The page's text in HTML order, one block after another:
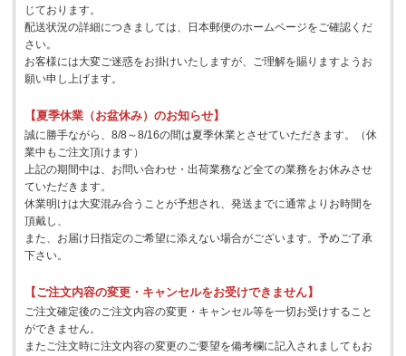
じております。
配送状況の詳細につきましては、日本郵便のホームページをご確認くだ
さい。
お客様には大変ご迷惑をお掛けいたしますが、ご理解を賜りますようお
願い申し上げます。
【夏季休業（お盆休み）のお知らせ】
誠に勝手ながら、8/8～8/16の間は夏季休業とさせていただきます。（休
業中もご注文頂けます）
上記の期間中は、お問い合わせ・出荷業務など全ての業務をお休みさせ
ていただきます。
休業明けは大変混み合うことが予想され、発送までに通常よりお時間を
頂戴し、
また、お届け日指定のご希望に添えない場合がございます。予めご了承
下さい。
【ご注文内容の変更・キャンセルをお受けできません】
ご注文確定後のご注文内容の変更・キャンセル等を一切お受けすること
ができません。
またご注文時に注文内容の変更のご要望を備考欄に記入されましてもお